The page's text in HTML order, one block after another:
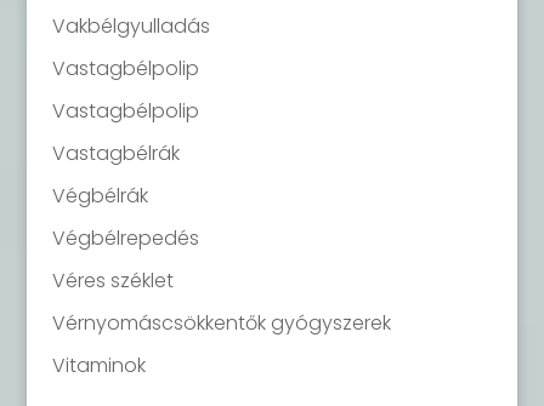
Vakbélgyulladás
Vastagbélpolip
Vastagbélpolip
Vastagbélrák
Végbélrák
Végbélrepedés
Véres széklet
Vérnyomáscsökkentők gyógyszerek
Vitaminok